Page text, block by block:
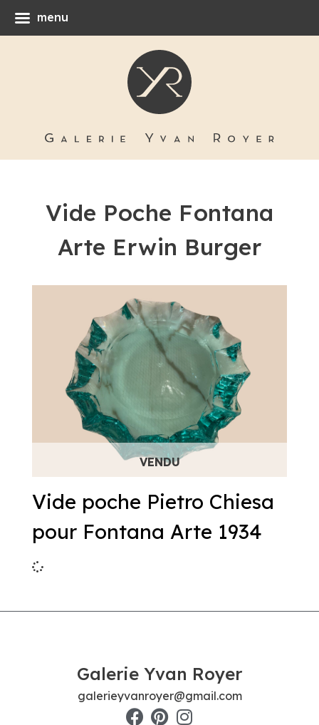
Vide Poche Fontana
Arte Erwin Burger
Vide poche Pietro Chiesa
pour Fontana Arte 1934
Galerie Yvan Royer
galerieyvanroyer@gmail.com
menu